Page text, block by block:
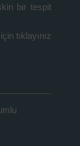
bir tespit
tıklayınız